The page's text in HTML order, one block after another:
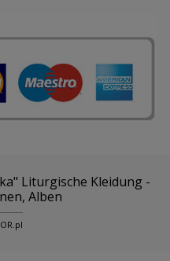
Liturgische Kleidung -
Alben